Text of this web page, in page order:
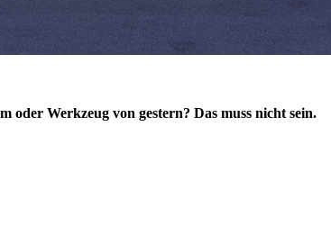
oder Werkzeug von gestern? Das muss nicht sein.